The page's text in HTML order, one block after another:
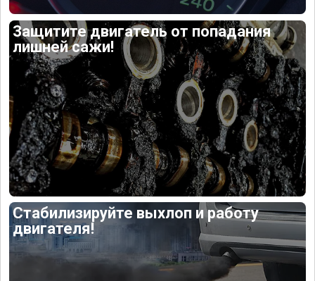
Защитите двигатель от попадания
лишней сажи!
Стабилизируйте выхлоп и работу
двигателя!